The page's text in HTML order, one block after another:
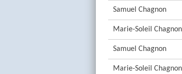
Samuel Chagnon
Marie-Soleil Chagnon
Samuel Chagnon
Marie-Soleil Chagnon